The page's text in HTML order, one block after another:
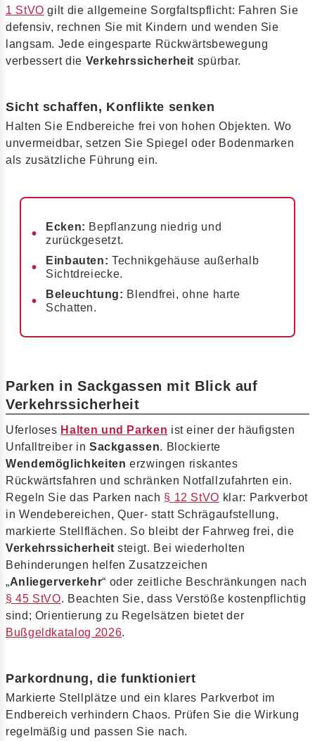
1 StVO gilt die allgemeine Sorgfaltspflicht: Fahren Sie
defensiv, rechnen Sie mit Kindern und wenden Sie
langsam. Jede eingesparte Rückwärtsbewegung
verbessert die Verkehrssicherheit spürbar.
Sicht schaffen, Konflikte senken
Halten Sie Endbereiche frei von hohen Objekten. Wo
unvermeidbar, setzen Sie Spiegel oder Bodenmarken
als zusätzliche Führung ein.
Ecken: Bepflanzung niedrig und
zurückgesetzt.
Einbauten: Technikgehäuse außerhalb
Sichtdreiecke.
Beleuchtung: Blendfrei, ohne harte
Schatten.
Parken in Sackgassen mit Blick auf
Verkehrssicherheit
Uferloses Halten und Parken ist einer der häufigsten
Unfalltreiber in Sackgassen. Blockierte
Wendemöglichkeiten erzwingen riskantes
Rückwärtsfahren und schränken Notfallzufahrten ein.
Regeln Sie das Parken nach § 12 StVO klar: Parkverbot
in Wendebereichen, Quer- statt Schrägaufstellung,
markierte Stellflächen. So bleibt der Fahrweg frei, die
Verkehrssicherheit steigt. Bei wiederholten
Behinderungen helfen Zusatzzeichen
„Anliegerverkehr“ oder zeitliche Beschränkungen nach
§ 45 StVO. Beachten Sie, dass Verstöße kostenpflichtig
sind; Orientierung zu Regelsätzen bietet der
Bußgeldkatalog 2026.
Parkordnung, die funktioniert
Markierte Stellplätze und ein klares Parkverbot im
Endbereich verhindern Chaos. Prüfen Sie die Wirkung
regelmäßig und passen Sie nach.